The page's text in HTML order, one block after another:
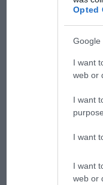
Opted
Google
I want
web or
I want
I want
I want
web or
ΣΧΟΛΙΑΣΤΕ